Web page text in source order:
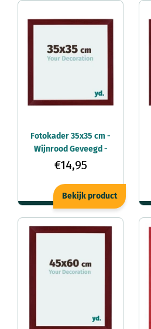
Fotokader 35x35 cm -
Wijnrood Geveegd -
MDF - Mura
€14,95
Bekijk product